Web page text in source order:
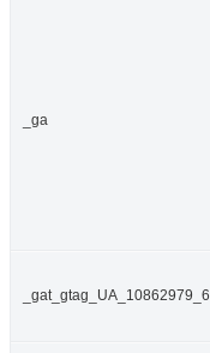
_ga
_gat_gtag_UA_10862979_6